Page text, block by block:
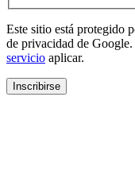
Este sitio está protegido
de privacidad de Google.
servicio aplicar.